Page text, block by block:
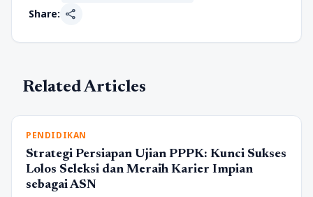
Share: share
Related Articles
PENDIDIKAN
Strategi Persiapan Ujian PPPK: Kunci Sukses
Lolos Seleksi dan Meraih Karier Impian
sebagai ASN